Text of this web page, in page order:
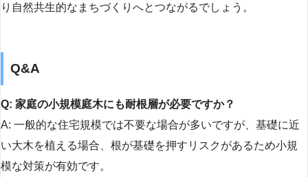
り自然共生的なまちづくりへとつながるでしょう。
Q&A
Q: 家庭の小規模庭木にも耐根層が必要ですか？
A: 一般的な住宅規模では不要な場合が多いですが、基礎に近
い大木を植える場合、根が基礎を押すリスクがあるため小規
模な対策が有効です。